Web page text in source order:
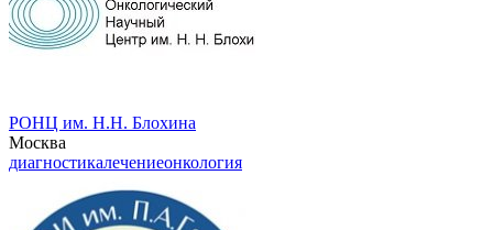
РОНЦ им. Н.Н. Блохина
Москва
диагностикалечениеонкология